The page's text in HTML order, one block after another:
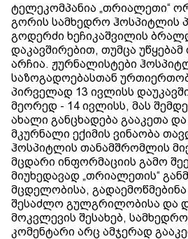
ტელეკომპანია „თრიალეთი“
გორის სამხედრო ჰოსპიტლის
გოდერძი ხეჩიკაშვილის
დაკავშირებით, თუმცა
არჩია. ჟურნალისტები
საზოგადოებასთან
პირველად 13 ივლისს
მეორედ - 14 ივლისს, მას
ახალი განცხადება გააკეთა
მკურნალი ექიმის ვინაობა
ჰოსპიტლის თანამშრომლის
მცდარი ინფორმაციის გამო
მიუხედავად „თრიალეთის“
მცდელობისა,
შესაძლო გულგრილობისა და
მოკვლევის შესახებ,
კომენტარი არც ამჯერად